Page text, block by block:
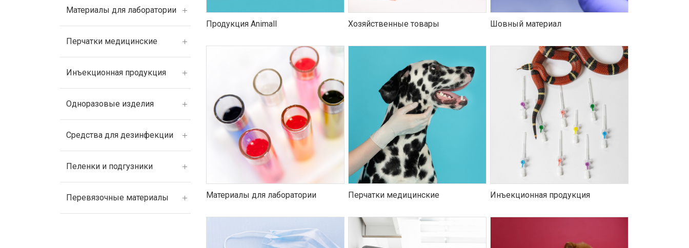
Материалы для лаборатории
Перчатки медицинские
Инъекционная продукция
Одноразовые изделия
Средства для дезинфекции
Пеленки и подгузники
Перевязочные материалы
Продукция Animall Хозяйственные товары Шовный материал
Материалы для лаборатории Перчатки медицинские Инъекционная продукция